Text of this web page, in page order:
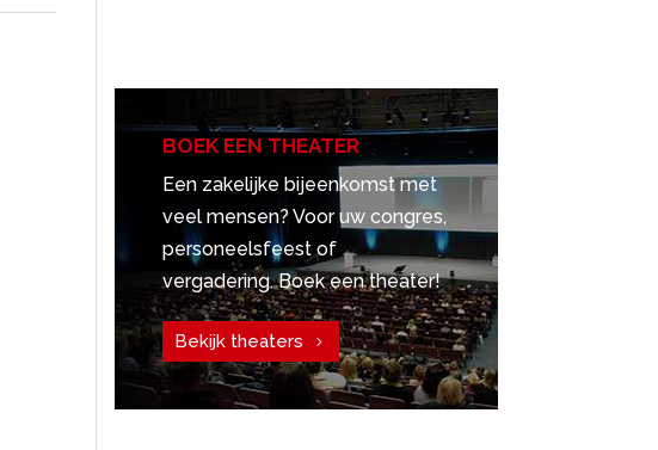
BOEK EEN THEATER
Een zakelijke bijeenkomst met
veel mensen? Voor uw congres,
personeelsfeest of
vergadering. Boek een theater!
Bekijk theaters